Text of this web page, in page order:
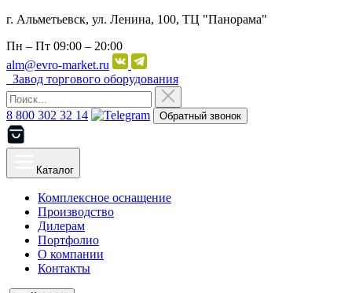
г. Альметьевск, ул. Ленина, 100, ТЦ "Панорама"
Пн – Пт 09:00 – 20:00
alm@evro-market.ru
Завод торгового оборудования
8 800 302 32 14 Обратный звонок
Каталог
Комплексное оснащение
Производство
Дилерам
Портфолио
О компании
Контакты